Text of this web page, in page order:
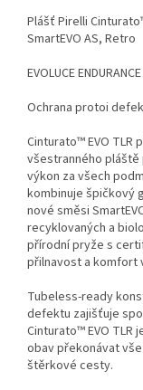
Plášť Pirelli
SmartEVO AS, Retro
EVOLUCE
Ochrana protoi
Cinturato™ EVO TLR
všestranného pláště
výkon za všech
kombinuje špičkový
nové směsi
recyklovaných a
přírodní pryže s
přilnavost a komfort
Tubeless-ready
defektu zajišťuje
Cinturato™ EVO
obav překonávat
štěrkové cesty.